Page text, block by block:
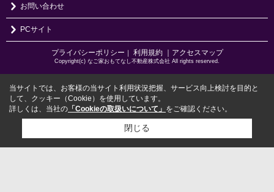
お問い合わせ
PCサイト
プライバシーポリシー 利用規約 ｜アクセスマップ
Copyright(c) なご家おもてなし不動産株式会社 All rights reserved.
当サイトでは、お客様の当サイト利用状況把握、サービス向上検討を目的と
して、クッキー（Cookie）を使用しています。
詳しくは、当社の 「Cookieの取扱いについて」 をご確認ください。
閉じる